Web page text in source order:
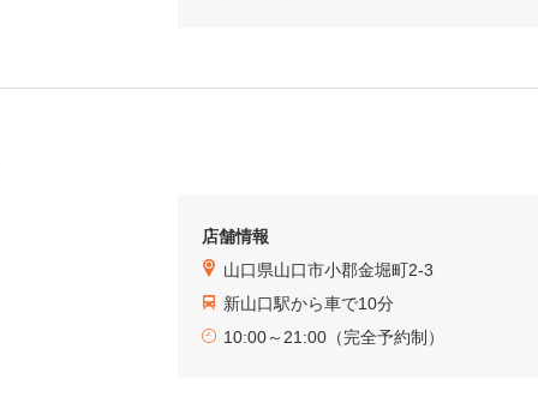
店舗情報
山口県山口市小郡金堀町2-3
新山口駅から車で10分
10:00～21:00（完全予約制）